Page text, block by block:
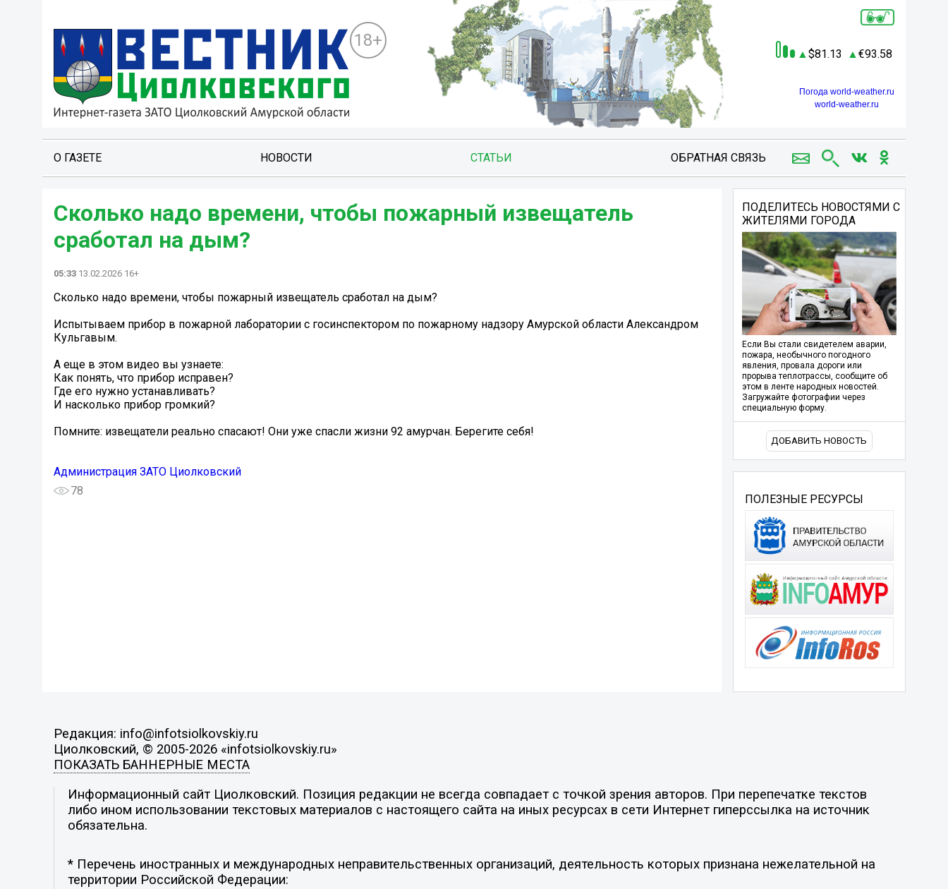
18+
81.13 93.58
Погода world-weather.ru
world-weather.ru
О ГАЗЕТЕ НОВОСТИ СТАТЬИ ОБРАТНАЯ СВЯЗЬ
Сколько надо времени, чтобы пожарный извещатель
сработал на дым?
05:33 13.02.2026 16+
Сколько надо времени, чтобы пожарный извещатель сработал на дым?
Испытываем прибор в пожарной лаборатории с госинспектором по пожарному надзору Амурской области Александром
Кульгавым.
А еще в этом видео вы узнаете:
️Как понять, что прибор исправен?
️Где его нужно устанавливать?
️И насколько прибор громкий?
Помните: извещатели реально спасают! Они уже спасли жизни 92 амурчан. Берегите себя!
Администрация ЗАТО Циолковский
78
ПОДЕЛИТЕСЬ НОВОСТЯМИ С
ЖИТЕЛЯМИ ГОРОДА
Если Вы стали свидетелем аварии,
пожара, необычного погодного
явления, провала дороги или
прорыва теплотрассы, сообщите об
этом в ленте народных новостей.
Загружайте фотографии через
специальную форму.
ДОБАВИТЬ НОВОСТЬ
ПОЛЕЗНЫЕ РЕСУРСЫ
Редакция: info@infotsiolkovskiy.ru
Циолковский, © 2005-2026 «infotsiolkovskiy.ru»
ПОКАЗАТЬ БАННЕРНЫЕ МЕСТА
Информационный сайт Циолковский. Позиция редакции не всегда совпадает с точкой зрения авторов. При перепечатке текстов
либо ином использовании текстовых материалов с настоящего сайта на иных ресурсах в сети Интернет гиперссылка на источник
обязательна.
* Перечень иностранных и международных неправительственных организаций, деятельность которых признана нежелательной на
территории Российской Федерации: